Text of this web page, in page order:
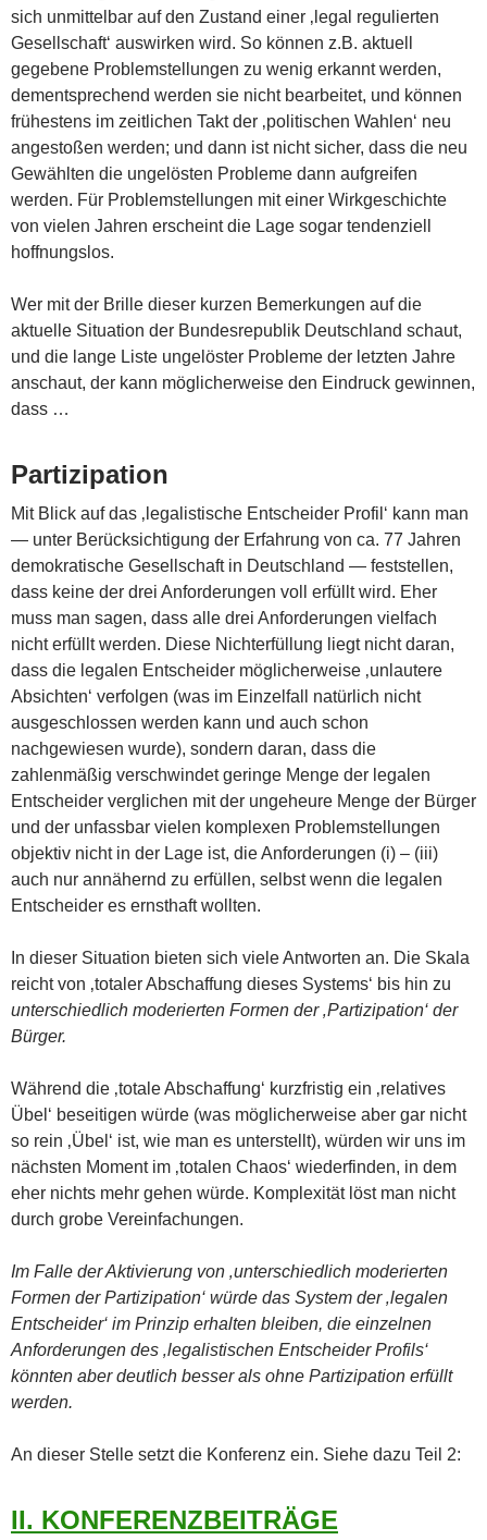
sich unmittelbar auf den Zustand einer ‚legal regulierten
Gesellschaft‘ auswirken wird. So können z.B. aktuell
gegebene Problemstellungen zu wenig erkannt werden,
dementsprechend werden sie nicht bearbeitet, und können
frühestens im zeitlichen Takt der ‚politischen Wahlen‘ neu
angestoßen werden; und dann ist nicht sicher, dass die neu
Gewählten die ungelösten Probleme dann aufgreifen
werden. Für Problemstellungen mit einer Wirkgeschichte
von vielen Jahren erscheint die Lage sogar tendenziell
hoffnungslos.
Wer mit der Brille dieser kurzen Bemerkungen auf die
aktuelle Situation der Bundesrepublik Deutschland schaut,
und die lange Liste ungelöster Probleme der letzten Jahre
anschaut, der kann möglicherweise den Eindruck gewinnen,
dass …
Partizipation
Mit Blick auf das ‚legalistische Entscheider Profil‘ kann man
— unter Berücksichtigung der Erfahrung von ca. 77 Jahren
demokratische Gesellschaft in Deutschland — feststellen,
dass keine der drei Anforderungen voll erfüllt wird. Eher
muss man sagen, dass alle drei Anforderungen vielfach
nicht erfüllt werden. Diese Nichterfüllung liegt nicht daran,
dass die legalen Entscheider möglicherweise ‚unlautere
Absichten‘ verfolgen (was im Einzelfall natürlich nicht
ausgeschlossen werden kann und auch schon
nachgewiesen wurde), sondern daran, dass die
zahlenmäßig verschwindet geringe Menge der legalen
Entscheider verglichen mit der ungeheure Menge der Bürger
und der unfassbar vielen komplexen Problemstellungen
objektiv nicht in der Lage ist, die Anforderungen (i) – (iii)
auch nur annähernd zu erfüllen, selbst wenn die legalen
Entscheider es ernsthaft wollten.
In dieser Situation bieten sich viele Antworten an. Die Skala
reicht von ‚totaler Abschaffung dieses Systems‘ bis hin zu
unterschiedlich moderierten Formen der ‚Partizipation‘ der
Bürger.
Während die ‚totale Abschaffung‘ kurzfristig ein ‚relatives
Übel‘ beseitigen würde (was möglicherweise aber gar nicht
so rein ‚Übel‘ ist, wie man es unterstellt), würden wir uns im
nächsten Moment im ‚totalen Chaos‘ wiederfinden, in dem
eher nichts mehr gehen würde. Komplexität löst man nicht
durch grobe Vereinfachungen.
Im Falle der Aktivierung von ‚unterschiedlich moderierten
Formen der Partizipation‘ würde das System der ‚legalen
Entscheider‘ im Prinzip erhalten bleiben, die einzelnen
Anforderungen des ‚legalistischen Entscheider Profils‘
könnten aber deutlich besser als ohne Partizipation erfüllt
werden.
An dieser Stelle setzt die Konferenz ein. Siehe dazu Teil 2:
II. KONFERENZBEITRÄGE